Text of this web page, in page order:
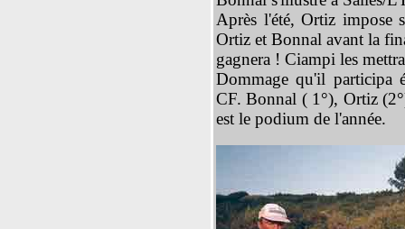
Après l'été, Ortiz impose
Ortiz et Bonnal avant la
gagnera ! Ciampi les
Dommage qu'il participa
CF. Bonnal ( 1°), Ortiz
est le podium de l'année.